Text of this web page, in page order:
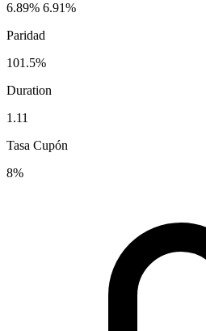
6.89% 6.91%
Paridad
101.5%
Duration
1.11
Tasa Cupón
8%